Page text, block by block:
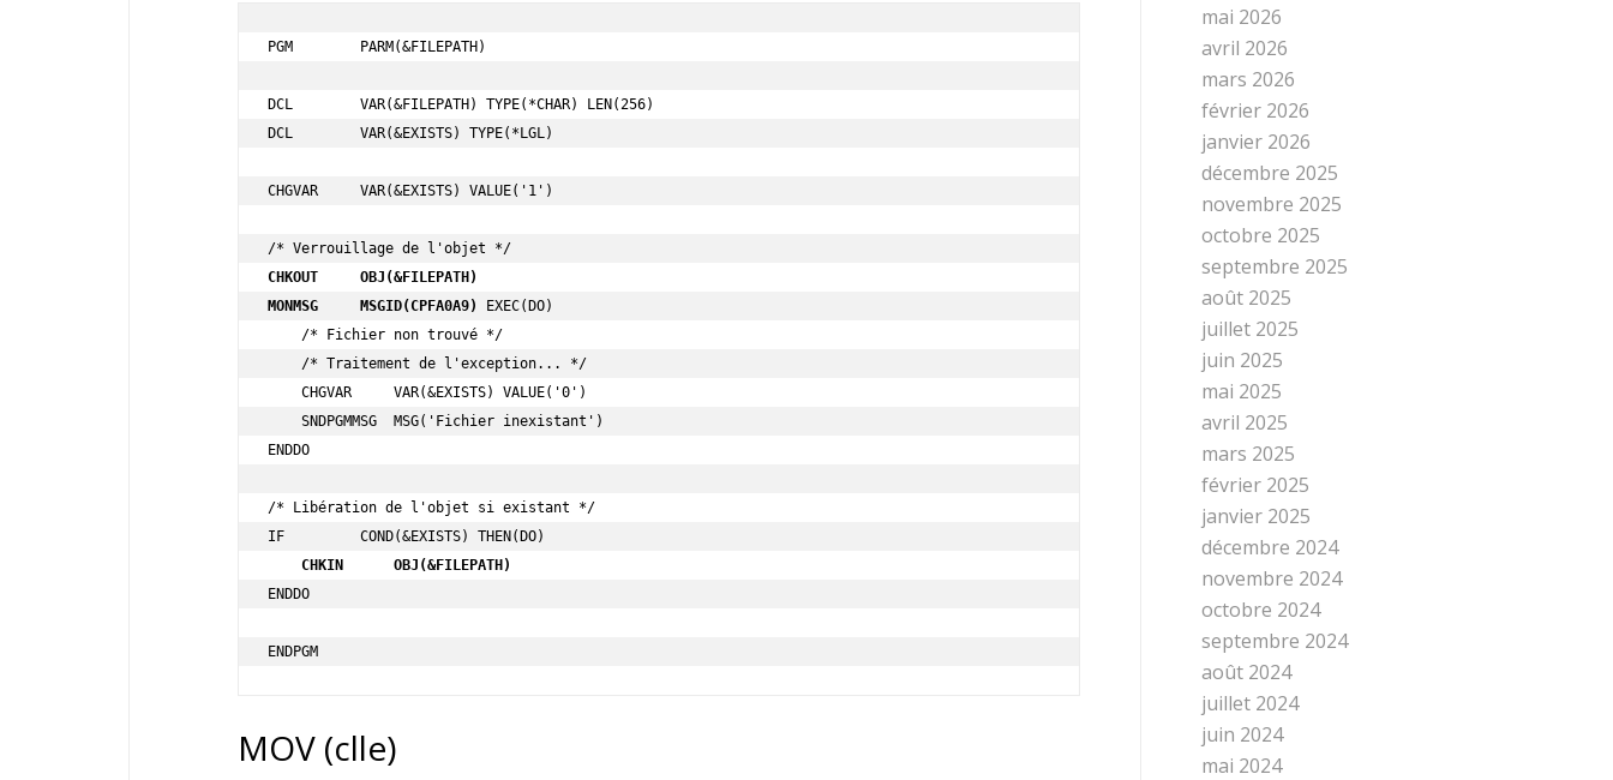
PGM        PARM(&FILEPATH)
DCL        VAR(&FILEPATH) TYPE(*CHAR) LEN(256)
DCL        VAR(&EXISTS) TYPE(*LGL)
CHGVAR     VAR(&EXISTS) VALUE('1')
CHKOUT     OBJ(&FILEPATH)
MONMSG     MSGID(CPFA0A9)
EXEC(DO)
ENDDO
/* Libération de l'objet si existant */
    CHKIN      OBJ(&FILEPATH)
ENDDO
ENDPGM
MOV (clle)
mai 2026
avril 2026
mars 2026
février 2026
janvier 2026
décembre 2025
novembre 2025
octobre 2025
septembre 2025
août 2025
juillet 2025
juin 2025
mai 2025
avril 2025
mars 2025
février 2025
janvier 2025
décembre 2024
novembre 2024
octobre 2024
septembre 2024
août 2024
juillet 2024
juin 2024
mai 2024